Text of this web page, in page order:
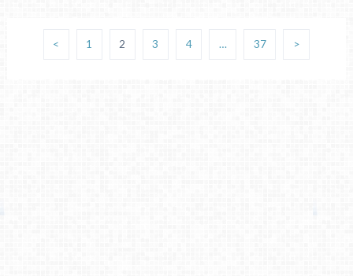
< 1 2 3 4 … 37 >